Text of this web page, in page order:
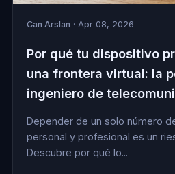
Can Arslan · Apr 08, 2026
Por qué tu dispositivo
una frontera virtual: la
ingeniero de
Depender de un solo número
personal y profesional es un
Descubre por qué lo...